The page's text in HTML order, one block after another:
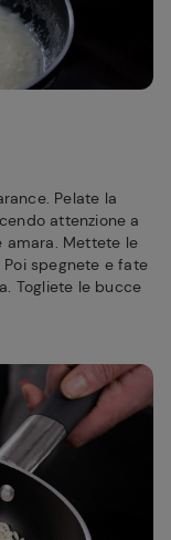
Pelate la
attenzione a
amara. Mettete le
spegnete e fate
Togliete le bucce